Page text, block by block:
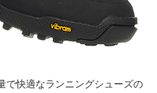
で快適なランニングシューズの